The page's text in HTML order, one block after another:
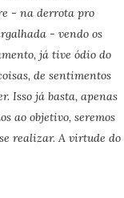
- na derrota pro
- vendo os
já tive ódio do
de sentimentos
Isso já basta, apenas
ao objetivo, seremos
realizar. A virtude do